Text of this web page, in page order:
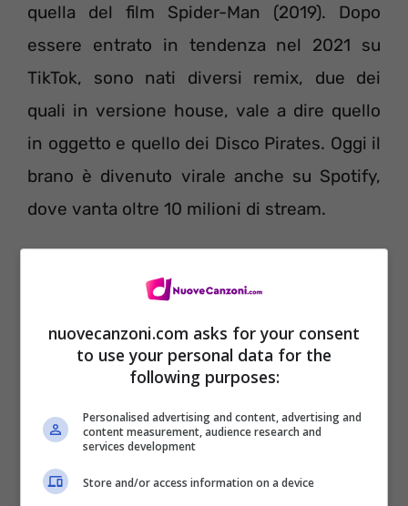
quella del film Spider-Man (2019). Dopo
essere entrato in tendenza nel 2021 su
TikTok, sono nati diversi remix, due dei
quali in versione house, vale a dire quello
in oggetto e quello dei Disco Pirates. Oggi il
brano è divenuto virale anche su Spotify,
dove vanta oltre 10 milioni di stream.
Download su:Amazon– Ascolta su:Apple
Music
Bongo la, bongo cha-cha-cha
nuovecanzoni.com asks for your consent
to use your personal data for the
following purposes:
Personalised advertising and content, advertising and
content measurement, audience research and
services development
Store and/or access information on a device